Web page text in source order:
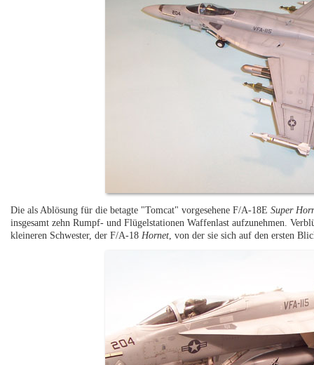
Die als Ablösung für die betagte "Tomcat" vorgesehene F/A-18ESuper
insgesamt zehn Rumpf- und Flügelstationen Waffenlast aufzunehmen.
kleineren Schwester, der F/A-18 Hornet , von der sie sich auf den ersten